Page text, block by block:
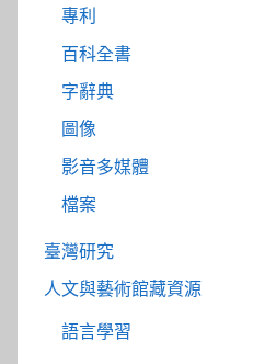
專利
百科全書
字辭典
圖像
影音多媒體
檔案
臺灣研究
人文與藝術館藏資源
語言學習